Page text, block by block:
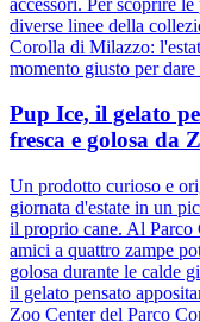
diverse linee della
Corolla di Milazzo:
momento giusto per
Pup Ice, il gelato
fresca e golosa da
Un prodotto curioso e
giornata d'estate in un
il proprio cane. Al Parco
amici a quattro zampe
golosa durante le calde
il gelato pensato
Zoo Center del Parco